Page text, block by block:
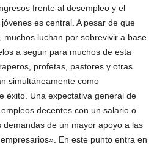
frente al desempleo y el
es central. A pesar de que
muchos luchan por sobrevivir a base
a seguir para muchos de esta
profetas, pastores y otras
simultáneamente como
éxito. Una expectativa general de
decentes con un salario o
demandas de un mayor apoyo a las
En este punto entra en